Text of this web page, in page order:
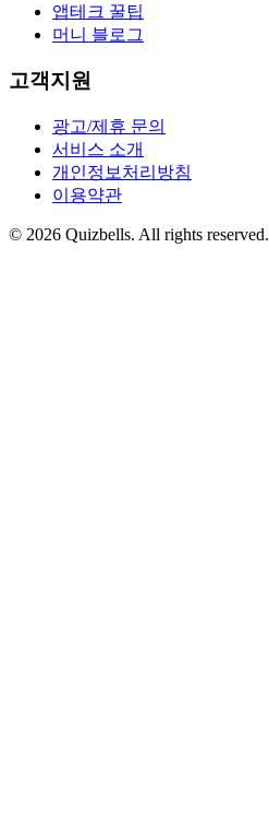
앱테크 꿀팁
머니 블로그
고객지원
광고/제휴 문의
서비스 소개
개인정보처리방침
이용약관
© 2026 Quizbells. All rights reserved.